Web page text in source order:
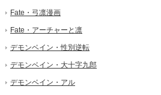
Fate・弓凛漫画
Fate・アーチャーと凛
デモンベイン・性別逆転
デモンベイン・大十字九郎
デモンベイン・アル